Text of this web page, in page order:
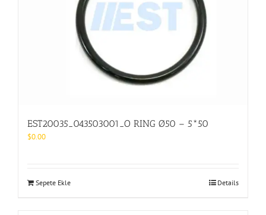
EST20035_043503001_O RING Ø50 – 5*50
$0.00
Sepete Ekle Details